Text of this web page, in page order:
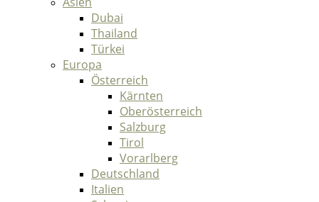
Dubai
Thailand
Türkei
Europa
Österreich
Kärnten
Oberösterreich
Salzburg
Tirol
Vorarlberg
Deutschland
Italien